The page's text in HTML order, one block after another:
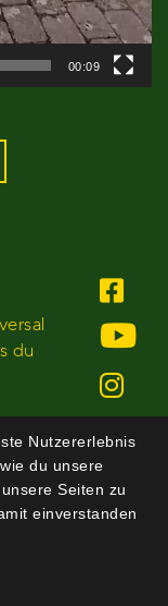
00:09
du
Nutzererlebnis
du unsere
Seiten zu
einverstanden